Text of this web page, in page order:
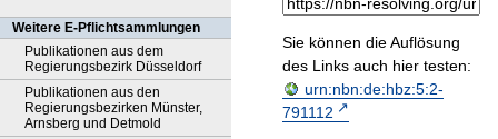
Weitere E-Pflichtsammlungen
Publikationen aus dem
Regierungsbezirk Düsseldorf
Publikationen aus den
Regierungsbezirken Münster,
Arnsberg und Detmold
Sie können die Auflösung
des Links auch hier testen:
urn:nbn:de:hbz:5:2-
791112